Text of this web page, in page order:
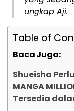
ungkap Aji.
Table of
Baca Juga:
Shueisha
MANGA
Tersedia